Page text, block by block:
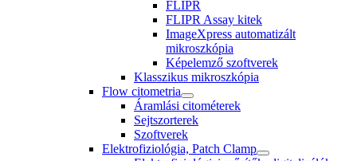
FLIPR
FLIPR Assay kitek
ImageXpress automatizált
mikroszkópia
Képelemző szoftverek
Klasszikus mikroszkópia
Flow citometria
Áramlási citométerek
Sejtszorterek
Szoftverek
Elektrofiziológia, Patch Clamp